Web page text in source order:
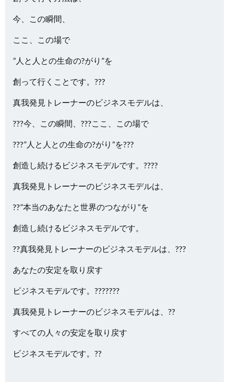
今、この瞬間、
ここ、この場で
”人と人との生命の?がり”を
創って行くことです。???
真我発見トレーナーのビジネスモデルは、
???今、この瞬間、???ここ、この場で
???”人と人との生命の?がり”を???
創造し続けるビジネスモデルです。????
真我発見トレーナーのビジネスモデルは、
??”本当のあなたと世界のつながり”を
創造し続けるビジネスモデルです。
??真我発見トレーナーのビジネスモデルは、???
あなたの安定を取り戻す
ビジネスモデルです。???????
真我発見トレーナーのビジネスモデルは、??
すべての人々の安定を取り戻す
ビジネスモデルです。??